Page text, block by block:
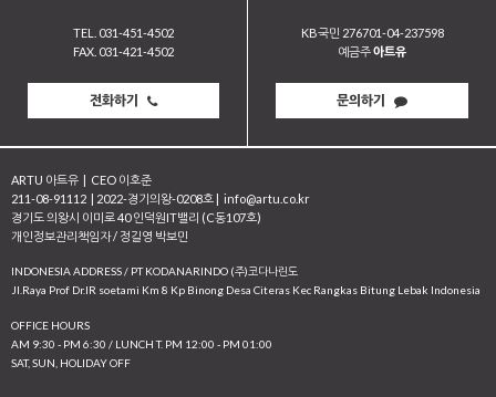
TEL. 031-451-4502
FAX. 031-421-4502
전화하기
KB국민 276701-04-237598
예금주아트유
문의하기
ARTU 아트유
CEO 이호준
211-08-91112
2022-경기의왕-0208호
info@artu.co.kr
경기도 의왕시 이미로 40 인덕원IT밸리 (C동107호)
개인정보관리책임자 / 정길영 박보민
INDONESIA ADDRESS / PT KODANARINDO (주)코다나린도
JI.Raya Prof Dr.IR soetami Km 8 Kp Binong Desa Citeras Kec Rangkas Bitung Lebak Indonesia
OFFICE HOURS
AM 9:30 - PM 6:30 / LUNCH T. PM 12:00 - PM 01:00
SAT, SUN, HOLIDAY OFF